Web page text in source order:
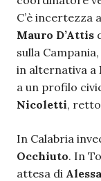
C’è incertezza
Mauro D’Attis
sulla
in alternativa a
a un profilo
Nicoletti,
In Calabria
Occhiuto. In
attesa di